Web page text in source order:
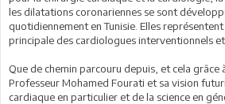
les dilatations coronariennes se sont
quotidiennement en Tunisie. Elles
principale des cardiologues interventionnels
Que de chemin parcouru depuis, et cela grâce
Professeur Mohamed Fourati et sa vision
cardiaque en particulier et de la science en